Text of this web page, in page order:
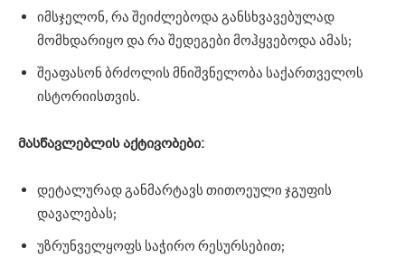
იმსჯელონ, რა შეიძლებოდა განსხვავებულად
მომხდარიყო და რა შედეგები მოჰყვებოდა ამას;
შეაფასონ ბრძოლის მნიშვნელობა საქართველოს
ისტორიისთვის.
მასწავლებლისაქტივობები:
დეტალურად განმარტავს თითოეული ჯგუფის
დავალებას;
უზრუნველყოფს საჭირო რესურსებით;